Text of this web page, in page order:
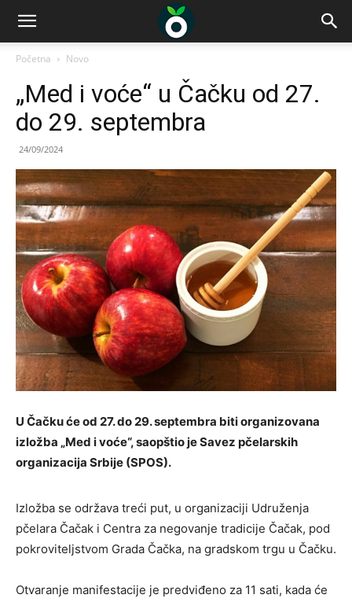
Početna Novo
„Med i voće“ u Čačku od 27.
do 29. septembra
24/09/2024
U Čačku će od 27. do 29. septembra biti organizovana
izložba „Med i voće“, saopštio je Savez pčelarskih
organizacija Srbije (SPOS).
Izložba se održava treći put, u organizaciji Udruženja
pčelara Čačak i Centra za negovanje tradicije Čačak, pod
pokroviteljstvom Grada Čačka, na gradskom trgu u Čačku.
Otvaranje manifestacije je predviđeno za 11 sati, kada će